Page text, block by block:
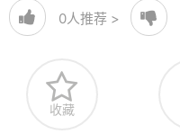
0人推荐 >
收藏